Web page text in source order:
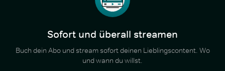
Sofort und überall streamen
Buch dein Abo und stream sofort deinen Lieblingscontent. Wo
und wann du willst.